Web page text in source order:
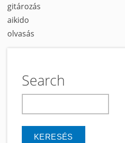
gitározás
aikido
olvasás
Search